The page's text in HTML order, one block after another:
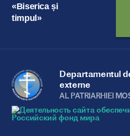
«Biserica și
timpul»
Departamentul
externe
AL PATRIARHIEI